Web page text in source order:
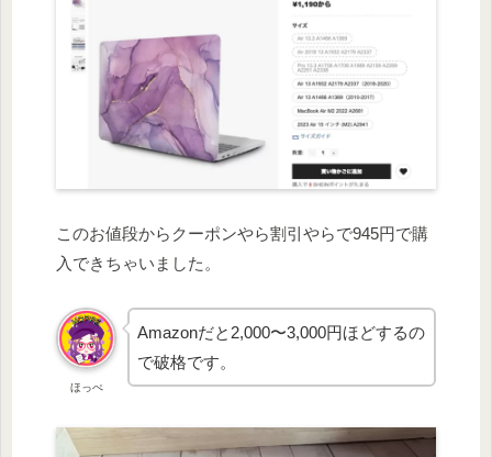
このお値段からクーポンやら割引やらで945円で購
入できちゃいました。
ほっぺ
Amazonだと2,000〜3,000円ほどするの
で破格です。